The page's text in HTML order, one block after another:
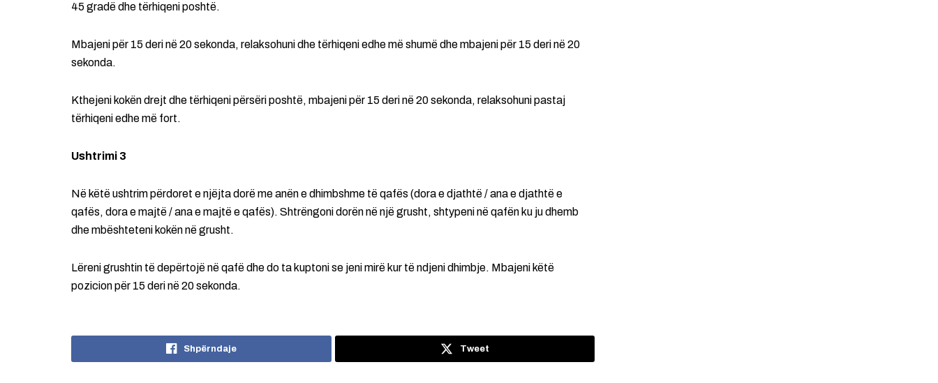
45 gradë dhe tërhiqeni poshtë.
Mbajeni për 15 deri në 20 sekonda, relaksohuni dhe tërhiqeni edhe më shumë dhe mbajeni për 15 deri në 20
sekonda.
Kthejeni kokën drejt dhe tërhiqeni përsëri poshtë, mbajeni për 15 deri në 20 sekonda, relaksohuni pastaj
tërhiqeni edhe më fort.
Ushtrimi 3
Në këtë ushtrim përdoret e njëjta dorë me anën e dhimbshme të qafës (dora e djathtë / ana e djathtë e
qafës, dora e majtë / ana e majtë e qafës). Shtrëngoni dorën në një grusht, shtypeni në qafën ku ju dhemb
dhe mbështeteni kokën në grusht.
Lëreni grushtin të depërtojë në qafë dhe do ta kuptoni se jeni mirë kur të ndjeni dhimbje. Mbajeni këtë
pozicion për 15 deri në 20 sekonda.
Shpërndaje Tweet